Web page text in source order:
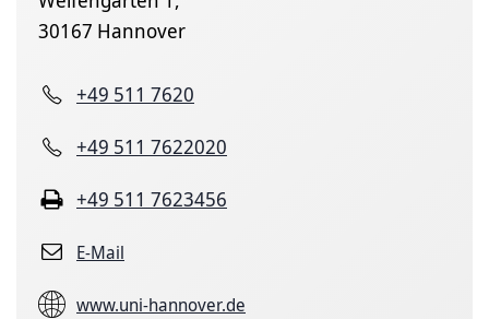
30167 Hannover
+49 511 7620
+49 511 7622020
+49 511 7623456
E-Mail
www.uni-hannover.de